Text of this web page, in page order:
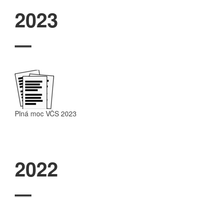
2023
Plná moc VČS 2023
2022